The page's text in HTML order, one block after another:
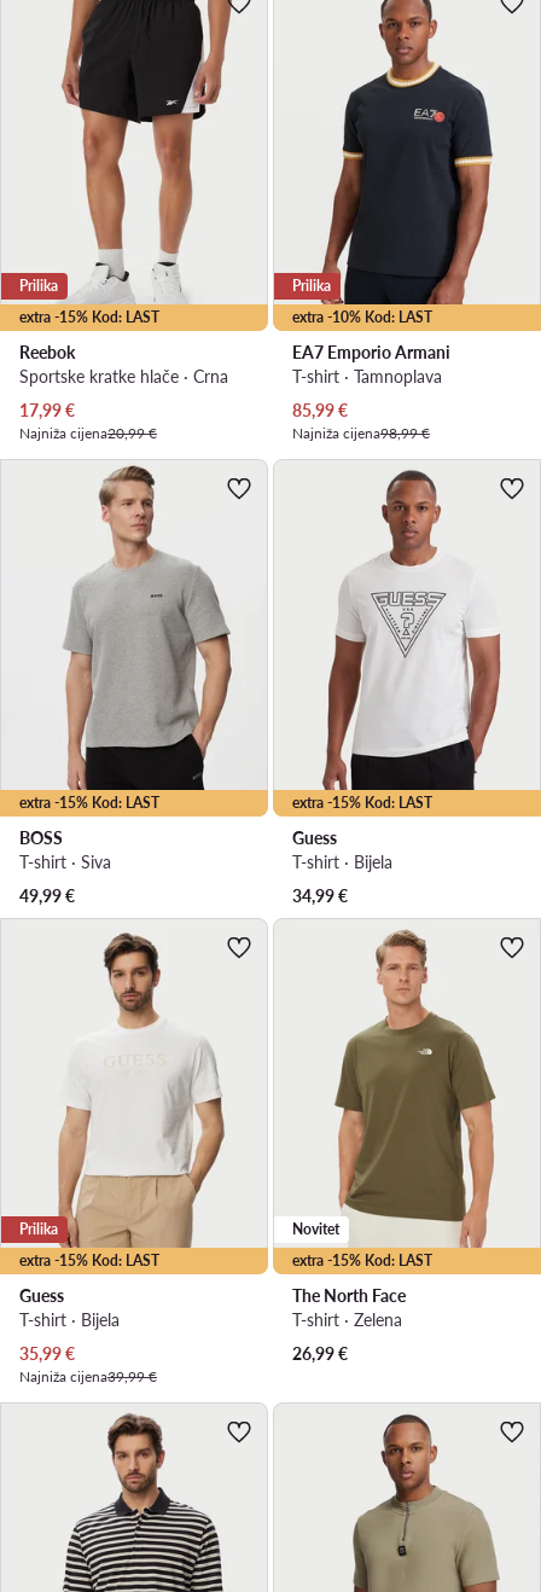
extra -15% Kod: LAST
Prilika
Reebok
Sportske kratke hlače · Crna
Trenutna cijena
17,99€
Najniža cijena20,99 €
extra -10% Kod: LAST
Prilika
EA7 Emporio Armani
T-shirt · Tamnoplava
Trenutna cijena
85,99€
Najniža cijena98,99 €
extra -15% Kod: LAST
BOSS
T-shirt · Siva
49,99€
extra -15% Kod: LAST
Guess
T-shirt · Bijela
34,99€
extra -15% Kod: LAST
Prilika
Guess
T-shirt · Bijela
Trenutna cijena
35,99€
Najniža cijena39,99 €
extra -15% Kod: LAST
Novitet
The North Face
T-shirt · Zelena
26,99€